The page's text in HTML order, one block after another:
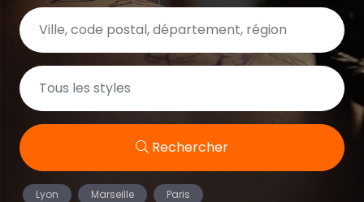
Rechercher
Lyon Marseille Paris